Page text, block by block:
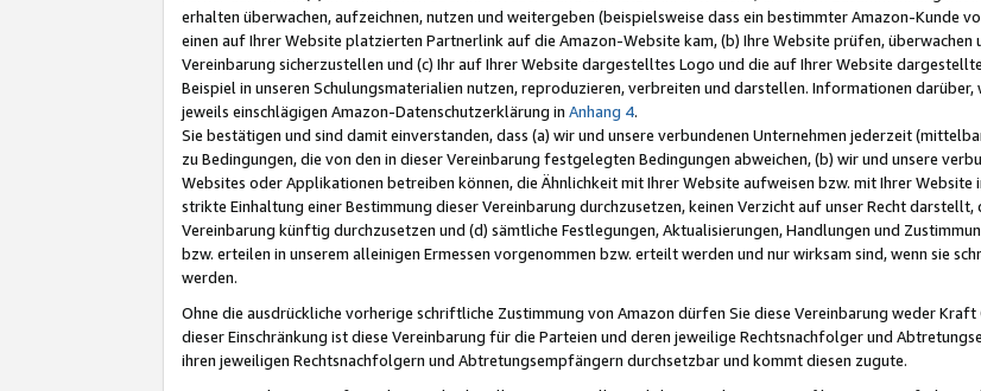
erhalten überwachen, aufzeichnen, nutzen und weitergeben (beispielsweise dass ein bestimmter Amazon-Kunde
einen auf Ihrer Website platzierten Partnerlink auf die Amazon-Website kam, (b) Ihre Website prüfen, überwachen
Vereinbarung sicherzustellen und (c) Ihr auf Ihrer Website dargestelltes Logo und die auf Ihrer Website
Beispiel in unseren Schulungsmaterialien nutzen, reproduzieren, verbreiten und darstellen. Informationen
jeweils einschlägigen Amazon-Datenschutzerklärung in Anhang 4.
Sie bestätigen und sind damit einverstanden, dass (a) wir und unsere verbundenen Unternehmen jederzeit
zu Bedingungen, die von den in dieser Vereinbarung festgelegten Bedingungen abweichen, (b) wir und unsere
Websites oder Applikationen betreiben können, die Ähnlichkeit mit Ihrer Website aufweisen bzw. mit Ihrer Website
strikte Einhaltung einer Bestimmung dieser Vereinbarung durchzusetzen, keinen Verzicht auf unser Recht
Vereinbarung künftig durchzusetzen und (d) sämtliche Festlegungen, Aktualisierungen, Handlungen und
bzw. erteilen in unserem alleinigen Ermessen vorgenommen bzw. erteilt werden und nur wirksam sind, wenn sie
werden.
Ohne die ausdrückliche vorherige schriftliche Zustimmung von Amazon dürfen Sie diese Vereinbarung weder
dieser Einschränkung ist diese Vereinbarung für die Parteien und deren jeweilige Rechtsnachfolger und
ihren jeweiligen Rechtsnachfolgern und Abtretungsempfängern durchsetzbar und kommt diesen zugute.